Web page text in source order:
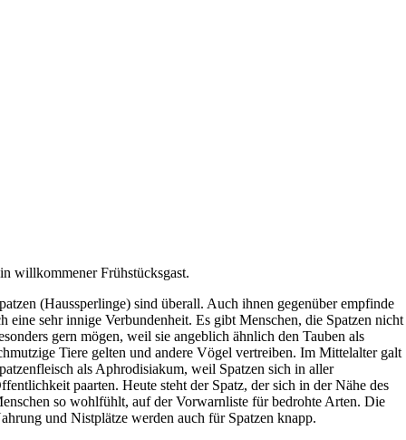
willkommener Frühstücksgast.
(Haussperlinge) sind überall. Auch ihnen gegenüber empfinde
eine sehr innige Verbundenheit. Es gibt Menschen, die Spatzen nicht
gern mögen, weil sie angeblich ähnlich den Tauben als
Tiere gelten und andere Vögel vertreiben. Im Mittelalter galt
als Aphrodisiakum, weil Spatzen sich in aller
paarten. Heute steht der Spatz, der sich in der Nähe des
so wohlfühlt, auf der Vorwarnliste für bedrohte Arten. Die
und Nistplätze werden auch für Spatzen knapp.